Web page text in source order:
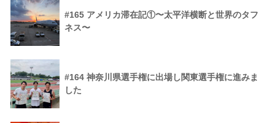
#165 アメリカ滞在記①〜太平洋横断と世界のタフ
ネス〜
#164 神奈川県選手権に出場し関東選手権に進みま
した